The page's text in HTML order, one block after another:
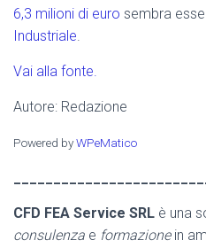
6,3 milioni di euro sembra
Industriale.
Vai alla fonte.
Autore: Redazione
Powered byWPeMatico
CFD FEA Service SRL è una
consulenza e formazionein